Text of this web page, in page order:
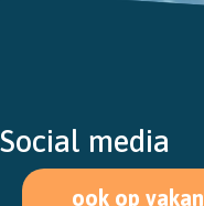
Social media
ook op